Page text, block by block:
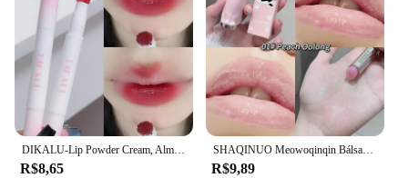
DIKALU-Lip Powder Cream, Almofada de Ar, Boca Matte Lip Glaze, Lama Vermelha, Não-desbotamento, Copa antiaderente, Feminina White Brick Re
R$8,65
SHAQINUO Meowoqinqin Bálsamo labial hidratante colorido, anti-secura e crack desbota linhas labiais Estudante batom hidratante
R$9,89